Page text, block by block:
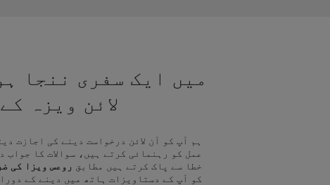
میں ایک سفری ننجا
لائن ویزہ
ہم آپ کو آن لائن درخواست دینے کی اجازت
عمل کو رہنمائی کرتے ہیں، سوالات کا جواب
خطا سے پاک کرتے ہیں مطابق
روعس ویزا کی
کو آپ کے دستاویزات ہاتھ میں دینے کے